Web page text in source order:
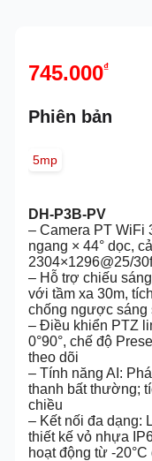
745.000₫
Phiên bản
5mp
DH-P3B-PV
– Camera PT WiFi
ngang × 44° dọc,
2304×1296@25/
– Hỗ trợ chiếu
với tầm xa 30m,
chống ngược sáng
– Điều khiển PTZ
0°90°, chế độ
theo dõi
– Tính năng AI:
thanh bất thường;
chiều
– Kết nối đa dạng:
thiết kế vỏ nhựa
hoạt động từ -